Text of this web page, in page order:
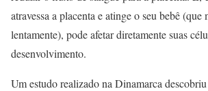
atravessa a placenta e atinge o seu bebê
lentamente), pode afetar diretamente suas
desenvolvimento.
Um estudo realizado na Dinamarca